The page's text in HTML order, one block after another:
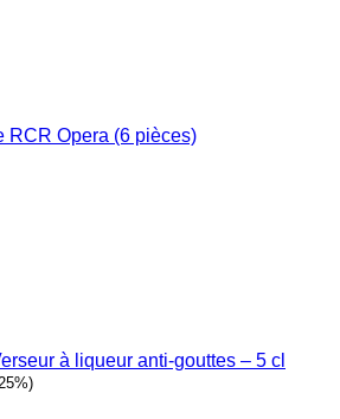
RCR Opera (6 pièces)
à liqueur anti-gouttes – 5 cl